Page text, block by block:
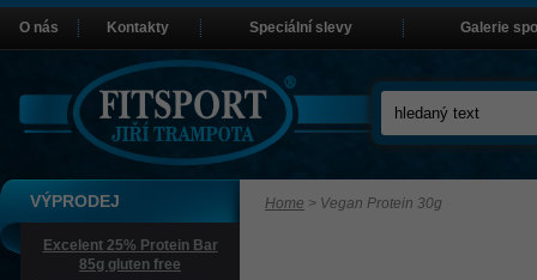
Home > Vegan Protein 30g
VÝPRODEJ
Excelent 25% Protein Bar
85g gluten free
O nás Kontakty Speciální slevy Galerie